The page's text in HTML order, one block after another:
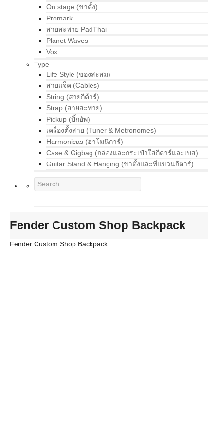
On stage (ขาตั้ง)
Promark
สายสะพาย PadThai
Planet Waves
Vox
Type
Life Style (ของสะสม)
สายแจ็ค (Cables)
String (สายกีต้าร์)
Strap (สายสะพาย)
Pickup (ปิ๊กอัพ)
เครื่องตั้งสาย (Tuner & Metronomes)
Harmonicas (ฮาโมนิการ์)
Case & Gigbag (กล่องและกระเป๋าใส่กีตาร์และเบส)
Guitar Stand & Hanging (ขาตั้งและที่แขวนกีตาร์)
Fender Custom Shop Backpack
Fender Custom Shop Backpack